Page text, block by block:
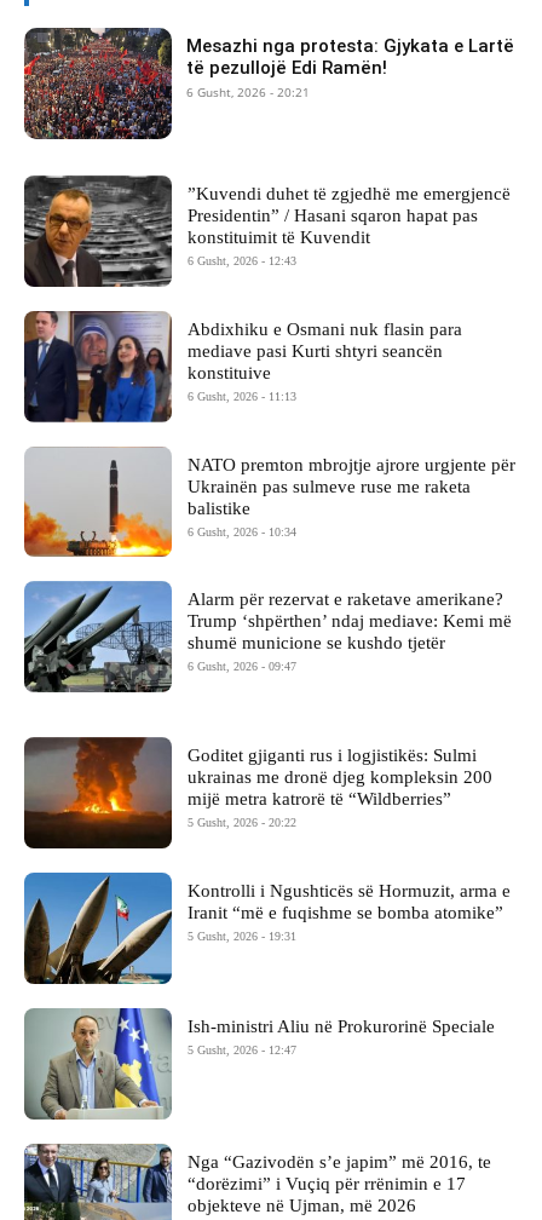
Mesazhi nga protesta: Gjykata e Lartë
të pezullojë Edi Ramën!
6 Gusht, 2026 - 20:21
​”Kuvendi duhet të zgjedhë me emergjencë
Presidentin” / Hasani sqaron hapat pas
konstituimit të Kuvendit
6 Gusht, 2026 - 12:43
Abdixhiku e Osmani nuk flasin para
mediave pasi Kurti shtyri seancën
konstituive
6 Gusht, 2026 - 11:13
NATO premton mbrojtje ajrore urgjente për
Ukrainën pas sulmeve ruse me raketa
balistike
6 Gusht, 2026 - 10:34
Alarm për rezervat e raketave amerikane?
Trump ‘shpërthen’ ndaj mediave: Kemi më
shumë municione se kushdo tjetër
6 Gusht, 2026 - 09:47
Goditet gjiganti rus i logjistikës: Sulmi
ukrainas me dronë djeg kompleksin 200
mijë metra katrorë të “Wildberries”
5 Gusht, 2026 - 20:22
Kontrolli i Ngushticës së Hormuzit, arma e
Iranit “më e fuqishme se bomba atomike”
5 Gusht, 2026 - 19:31
Ish-ministri ​Aliu në Prokurorinë Speciale
5 Gusht, 2026 - 12:47
Nga “Gazivodën s’e japim” më 2016, te
“dorëzimi” i Vuçiq për rrënimin e 17
objekteve në Ujman, më 2026